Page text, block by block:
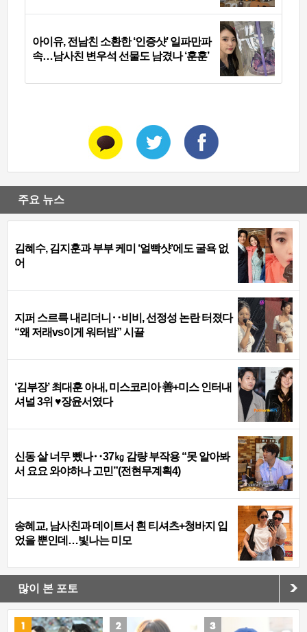
아이유, 전남친 소환한 ‘인증샷’ 일파만파
속…남사친 변우석 선물도 남겼나 ‘훈훈’
주요 뉴스
김혜수, 김지훈과 부부 케미 ‘얼빡샷’에도 굴욕 없
어
지퍼 스르륵 내리더니‥비비, 선정성 논란 터졌다
“왜 저래vs이게 워터밤” 시끌
‘김부장’ 최대훈 아내, 미스코리아 善+미스 인터내
셔널 3위 ♥장윤서였다
신동 살 너무 뺐나‥37㎏ 감량 부작용 “못 알아봐
서 요요 와야하나 고민”(전현무계획4)
송혜교, 남사친과 데이트서 흰 티셔츠+청바지 입
었을 뿐인데…빛나는 미모
많이 본 포토